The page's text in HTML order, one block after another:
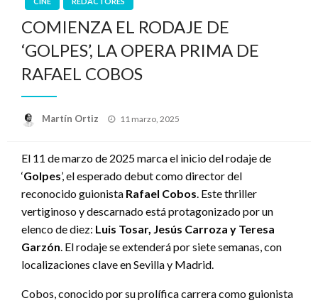
COMIENZA EL RODAJE DE
‘GOLPES’, LA OPERA PRIMA DE
RAFAEL COBOS
Martín Ortiz
Publicado
11 marzo, 2025
El 11 de marzo de 2025 marca el inicio del rodaje de
‘Golpes’, el esperado debut como director del
reconocido guionista Rafael Cobos . Este thriller
vertiginoso y descarnado está protagonizado por un
elenco de diez: Luis Tosar, Jesús Carroza y Teresa
Garzón . El rodaje se extenderá por siete semanas, con
localizaciones clave en Sevilla y Madrid.
Cobos, conocido por su prolífica carrera como guionista